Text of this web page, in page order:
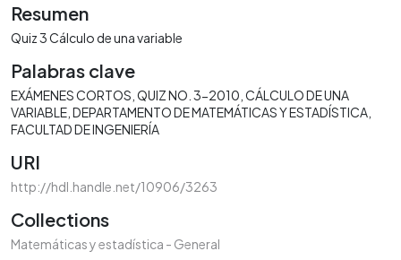
Resumen
Quiz 3 Cálculo de una variable
Palabras clave
EXÁMENES CORTOS QUIZ NO. 3-2010 CÁLCULO DE UNA
VARIABLE DEPARTAMENTO DE MATEMÁTICAS Y ESTADÍSTICA
FACULTAD DE INGENIERÍA
URI
http://hdl.handle.net/10906/3263
Collections
Matemáticas y estadística - General